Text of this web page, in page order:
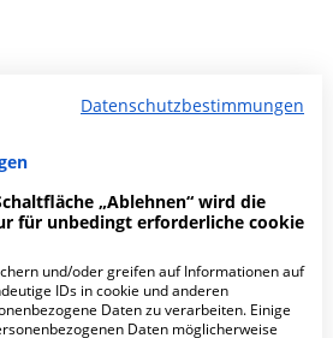
Datenschutzbestimmungen
„Ablehnen“ wird die
für unbedingt erforderliche cookie
und/oder greifen auf Informationen auf
IDs in cookie und anderen
Daten zu verarbeiten. Einige
Daten möglicherweise